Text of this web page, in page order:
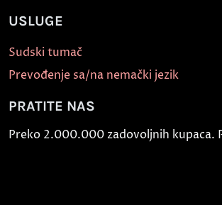
USLUGE
Sudski tumač
Prevođenje sa/na nemački jezik
PRATITE NAS
Preko 2.000.000 zadovoljnih kupaca.